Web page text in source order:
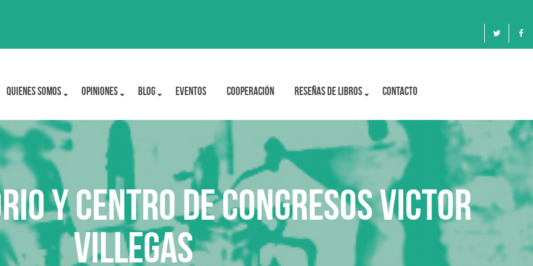
Quienes Somos OPINIONES BLOG Eventos Cooperación Reseñas de libros Contacto
y Centro de Congresos Victor
Villegas